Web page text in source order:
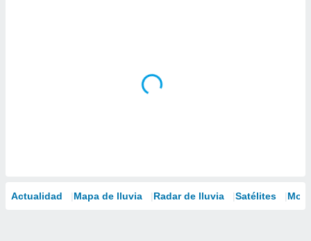
Actualidad Mapa de lluvia Radar de lluvia Satélites